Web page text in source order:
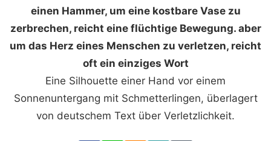
einen Hammer, um eine kostbare Vase zu
zerbrechen, reicht eine flüchtige Bewegung. aber
um das Herz eines Menschen zu verletzen, reicht
oft ein einziges Wort
Eine Silhouette einer Hand vor einem
Sonnenuntergang mit Schmetterlingen, überlagert
von deutschem Text über Verletzlichkeit.